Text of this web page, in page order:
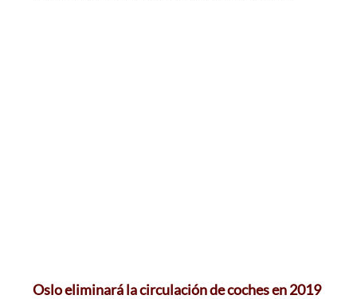
Oslo eliminará la circulación de coches en 2019